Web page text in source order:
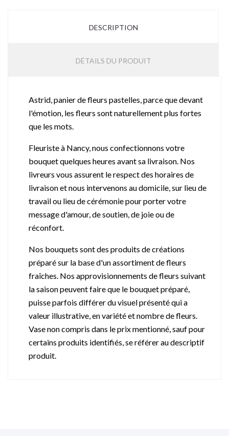
DESCRIPTION
DÉTAILS DU PRODUIT
Astrid, panier de fleurs pastelles, parce que devant
l'émotion, les fleurs sont naturellement plus fortes
que les mots.
Fleuriste à Nancy, nous confectionnons votre
bouquet quelques heures avant sa livraison. Nos
livreurs vous assurent le respect des horaires de
livraison et nous intervenons au domicile, sur lieu de
travail ou lieu de cérémonie pour porter votre
message d'amour, de soutien, de joie ou de
réconfort.
Nos bouquets sont des produits de créations
préparé sur la base d'un assortiment de fleurs
fraîches. Nos approvisionnements de fleurs suivant
la saison peuvent faire que le bouquet préparé,
puisse parfois différer du visuel présenté qui a
valeur illustrative, en variété et nombre de fleurs.
Vase non compris dans le prix mentionné, sauf pour
certains produits identifiés, se référer au descriptif
produit.